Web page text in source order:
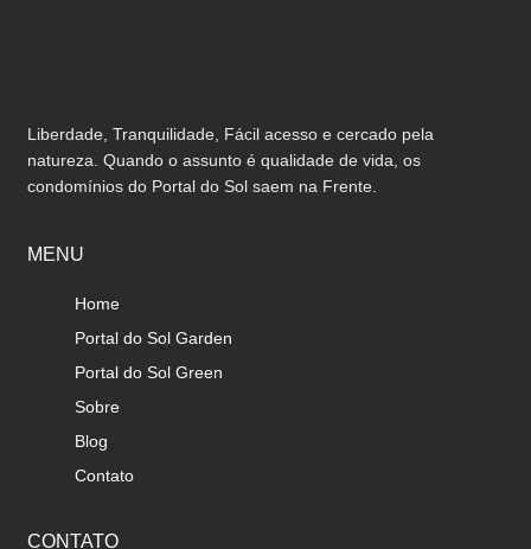
Liberdade, Tranquilidade, Fácil acesso e cercado pela
natureza. Quando o assunto é qualidade de vida, os
condomínios do Portal do Sol saem na Frente.
MENU
Home
Portal do Sol Garden
Portal do Sol Green
Sobre
Blog
Contato
CONTATO